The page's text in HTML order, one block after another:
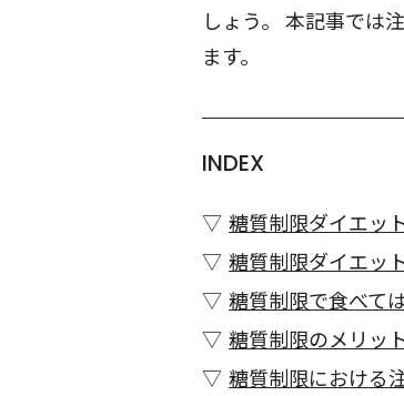
しょう。 本記事では
ます。
INDEX
糖質制限ダイエッ
糖質制限ダイエッ
糖質制限で食べて
糖質制限のメリッ
糖質制限における